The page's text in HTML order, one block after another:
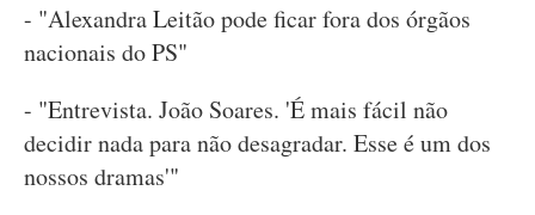
- "Alexandra Leitão pode ficar fora dos órgãos
nacionais do PS"
- "Entrevista. João Soares. 'É mais fácil não
decidir nada para não desagradar. Esse é um dos
nossos dramas'"